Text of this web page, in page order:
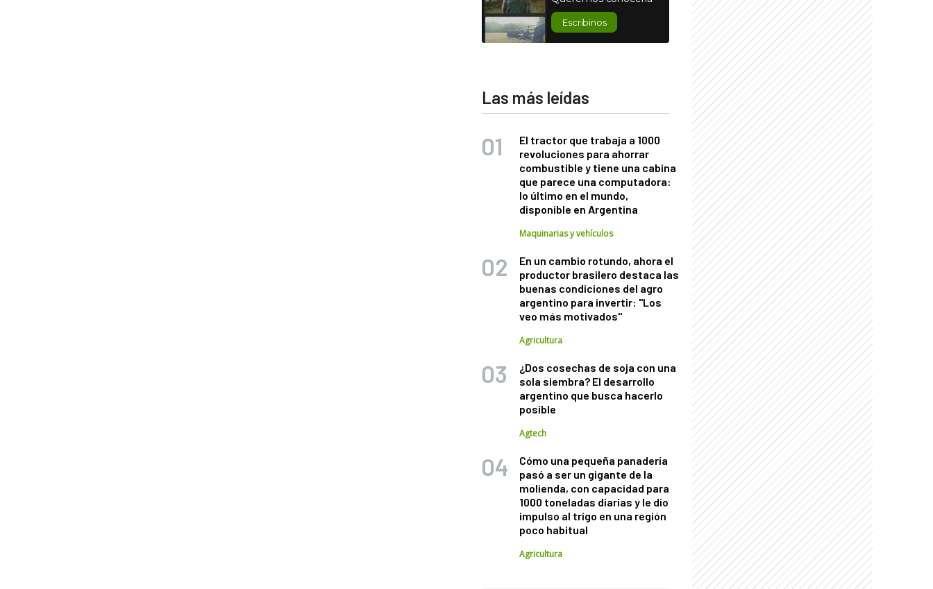
Escribinos
Las más leídas
El tractor que trabaja a 1000
revoluciones para ahorrar
combustible y tiene una cabina
que parece una computadora:
lo último en el mundo,
disponible en Argentina
Maquinarias y vehículos
En un cambio rotundo, ahora el
productor brasilero destaca las
buenas condiciones del agro
argentino para invertir: "Los
veo más motivados"
Agricultura
¿Dos cosechas de soja con una
sola siembra? El desarrollo
argentino que busca hacerlo
posible
Agtech
Cómo una pequeña panadería
pasó a ser un gigante de la
molienda, con capacidad para
1000 toneladas diarias y le dio
impulso al trigo en una región
poco habitual
Agricultura